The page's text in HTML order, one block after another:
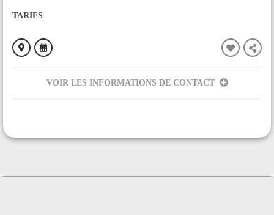
TARIFS
VOIR LES INFORMATIONS DE CONTACT
CONTACT
Contacter l'organisateur